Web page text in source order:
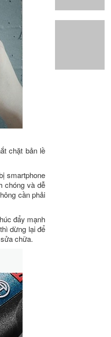
chặt bản lề
smartphone
chóng và dễ
cần phải
đẩy mạnh
dừng lại để
chữa.